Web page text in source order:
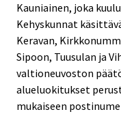
Kauniainen, joka
Kehyskunnat
Keravan,
Sipoon, Tuusulan ja
valtioneuvoston
alueluokitukset
mukaiseen